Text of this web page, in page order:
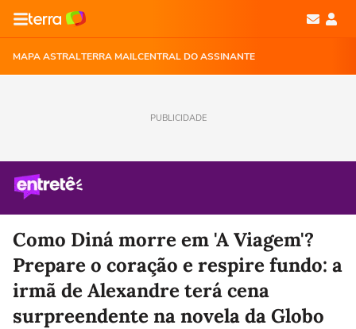
MAPA ASTRALTERRA MAILCENTRAL DO ASSINANTE
PUBLICIDADE
Como Diná morre em 'A Viagem'?
Prepare o coração e respire fundo: a
irmã de Alexandre terá cena
surpreendente na novela da Globo